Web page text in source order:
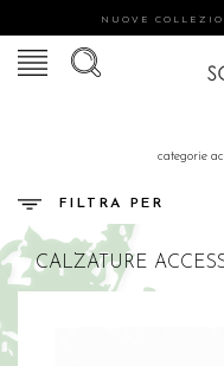
NUOVE
categorie
FILTRA PER
CALZATURE